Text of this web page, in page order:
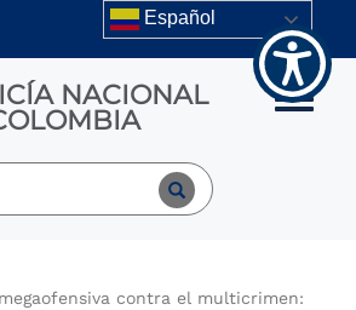
Español
NACIONAL Toggle
contra el multicrimen: